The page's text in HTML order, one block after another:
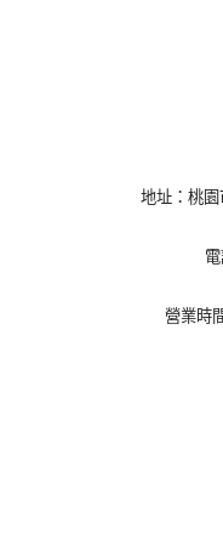
地址：桃
營業時